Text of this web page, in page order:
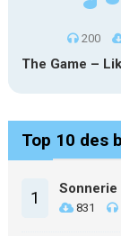
200
Top 10 des
1 Sonnerie
831